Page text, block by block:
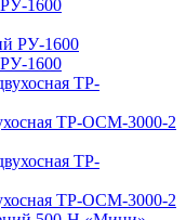
1600
1600
ТР-ОСМ-3000-2
ТР-ОСМ-3000-2